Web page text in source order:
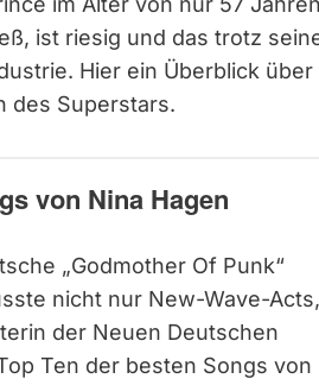
ist riesig und das trotz
Hier ein Überblick über
des Superstars.
von Nina Hagen
„Godmother Of Punk“
nicht nur New-Wave-Acts,
der Neuen Deutschen
Ten der besten Songs von